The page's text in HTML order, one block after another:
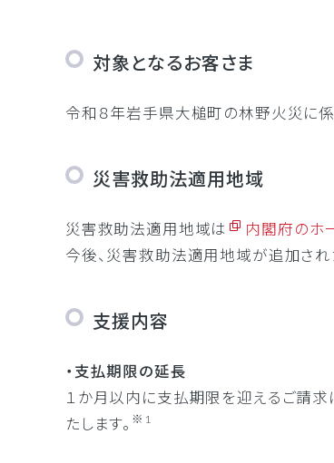
対象となるお客さま
令和８年岩手県大槌町の林野火災に
災害救助法適用地域
災害救助法適用地域は 内閣府のホ
今後、災害救助法適用地域が追加さ
支援内容
・支払期限の延長
１か月以内に支払期限を迎えるご請
たします。 ※1